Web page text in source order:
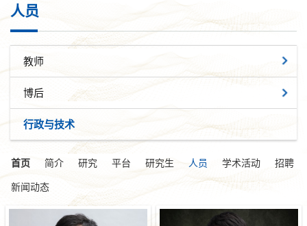
人员
教师
博后
行政与技术
首页 简介 研究 平台 研究生 人员 学术活动
招聘
新闻动态